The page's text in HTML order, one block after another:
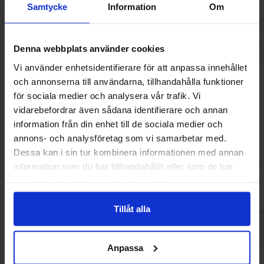
Samtycke Information Om
Denna webbplats använder cookies
Vi använder enhetsidentifierare för att anpassa innehållet
och annonserna till användarna, tillhandahålla funktioner
för sociala medier och analysera vår trafik. Vi
vidarebefordrar även sådana identifierare och annan
information från din enhet till de sociala medier och
annons- och analysföretag som vi samarbetar med.
Dessa kan i sin tur kombinera informationen med annan
information som du har tillhandahållit eller som de har
Tillåt alla
Anpassa
WildMix Orange Sunset Drinkmix Burk
33cl
28.30 kr
Köp
Fini Watermelon